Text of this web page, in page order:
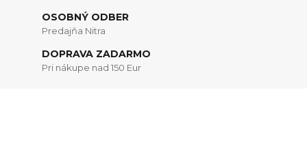
OSOBNÝ ODBER
Predajňa Nitra
DOPRAVA ZADARMO
Pri nákupe nad 150 Eur